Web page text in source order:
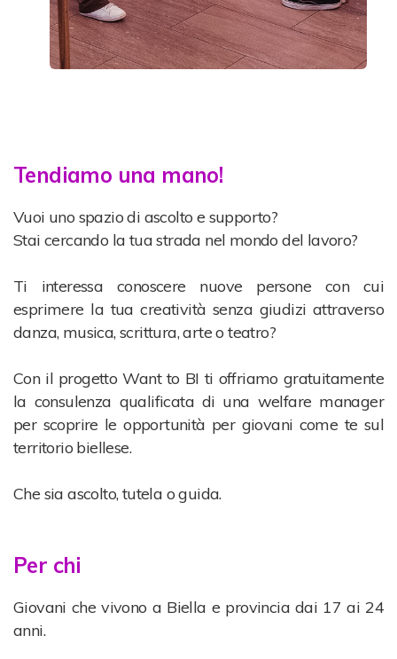
Tendiamo una mano!
Vuoi uno spazio di ascolto e supporto?
Stai cercando la tua strada nel mondo del lavoro?
Ti interessa conoscere nuove persone con cui
esprimere la tua creatività senza giudizi attraverso
danza, musica, scrittura, arte o teatro?
Con il progetto Want to BI ti offriamo gratuitamente
la consulenza qualificata di una welfare manager
per scoprire le opportunità per giovani come te sul
territorio biellese.
Che sia ascolto, tutela o guida.
Per chi
Giovani che vivono a Biella e provincia dai 17 ai 24
anni.